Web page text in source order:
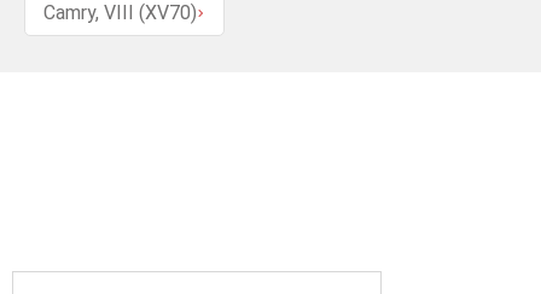
Camry, VIII (XV70)